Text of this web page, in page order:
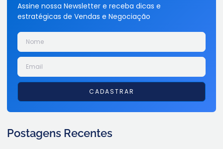
Assine nossa Newsletter e receba dicas e
estratégicas de Vendas e Negociação
CADASTRAR
Postagens Recentes